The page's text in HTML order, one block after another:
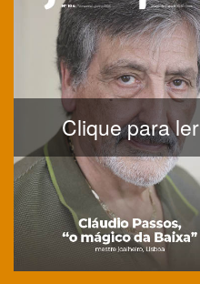
Clique para ler